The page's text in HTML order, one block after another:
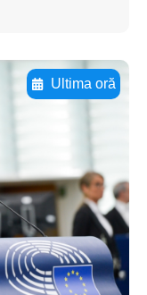
Ultima oră
pentru